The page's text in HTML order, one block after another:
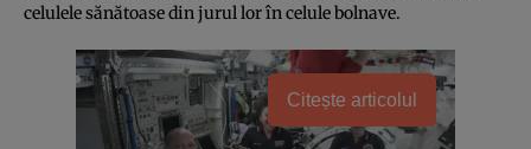
celulele sănătoase din jurul lor în celule bolnave.
Citește articolul